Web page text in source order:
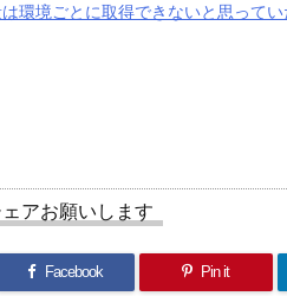
環境ごとに取得できないと思って
アお願いします
Facebook Pin it